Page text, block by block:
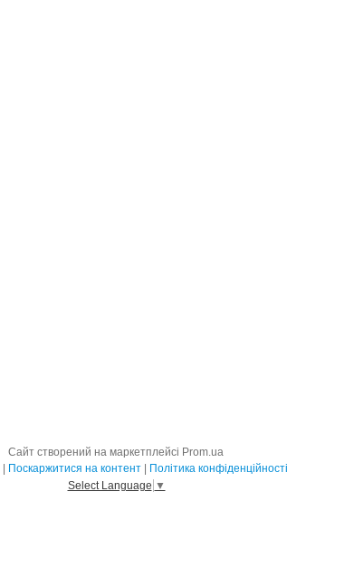
Сайт створений на маркетплейсі Prom.ua
CARPTIME | Поскаржитися на контент | Політика конфіденційності
Select Language ▼